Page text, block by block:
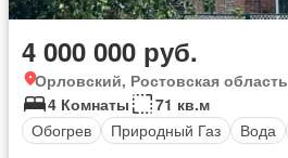
4 000 000 руб.
Орловский, Ростовская область
4 Комнаты
71 кв.м
Обогрев
Природный Газ Вода